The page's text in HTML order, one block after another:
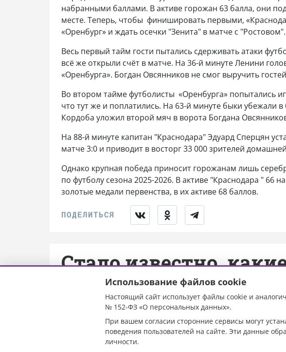
набранными баллами. В активе горожан 63 балла, они
месте. Теперь, чтобы финишировать первыми,
«Оренбург» и ждать осечки "Зенита" в матче с "Ростовом".
Весь первый тайм гости пытались сдерживать атаки
всё же открыли счёт в матче. На 36-й минуте Ленини
«Оренбурга». Богдан Овсянников не смог выручить
Во втором тайме футболисты «Оренбурга» попытались
что тут же и поплатились. На 63-й минуте быки убежали
Кордоба уложил второй мяч в ворота Богдана
На 88-й минуте капитан "Краснодара" Эдуард Сперцян
матче 3:0 и приводит в восторг 33 000 зрителей
Однако крупная победа приносит горожанам лишь
по футболу сезона 2025-2026. В активе "Краснодара " 66
золотые медали первенства, в их активе 68 баллов.
Стало известно,
соревнования
18 по 24 мая
Использование файлов cookie
Настоящий сайт использует файлы cookie и
№ 152-ФЗ «О персональных данных».
При вашем согласии сторонние сервисы могут
поведения пользователей на сайте. Эти данные
личности.